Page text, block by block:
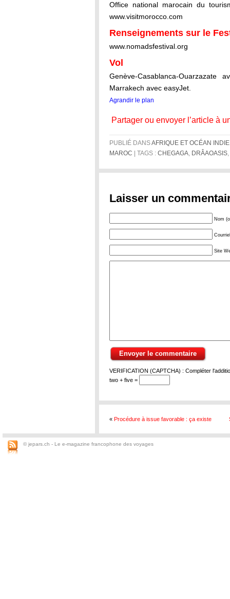
Office national marocain du
www.visitmorocco.com
Renseignements sur le
www.nomadsfestival.org
Vol
Genève-Casablanca-Ouarzazate
Marrakech avec easyJet.
Agrandir le plan
Partager ou envoyer l’article à
PUBLIÉ DANSAFRIQUE ET OCÉAN
MAROC | TAGS : CHEGAGA DRÂAOASIS
Laisser un
Nom
Site
VERIFICATION (CAPTCHA) : Compléter
two + five =
« Procédure à issue favorable : ça existe
© jepars.ch - Le e-magazine francophone des voyages